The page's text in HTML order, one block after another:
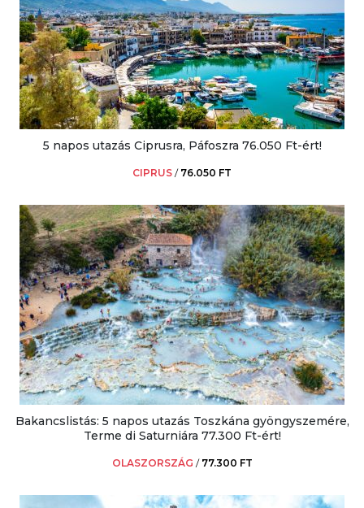
5 napos utazás Ciprusra, Páfoszra 76.050 Ft-ért!
CIPRUS / 76.050 FT
Bakancslistás: 5 napos utazás Toszkána gyöngyszemére,
Terme di Saturniára 77.300 Ft-ért!
OLASZORSZÁG / 77.300 FT